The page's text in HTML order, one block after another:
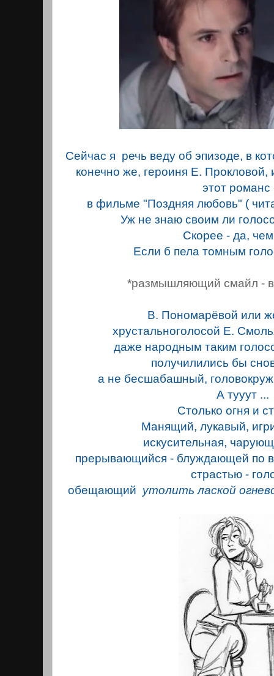
Сейчас я речь веду об эпизоде, в
конечно же, героиня Е.
этот
в фильме "Поздняя любовь" (
Уж не знаю своим ли
Скорее - да, чем
Если б пела томным
*размышляющий смайл - в
В. Пономарёвой или
хрустальноголосой Е.
даже народным таким
получилились бы
а не бесшабашный,
А тууут ...
Столько огня и
Манящий, лукавый,
искусительная,
прерывающийся - блуждающей по
страстью -
обещающий утолить лаской